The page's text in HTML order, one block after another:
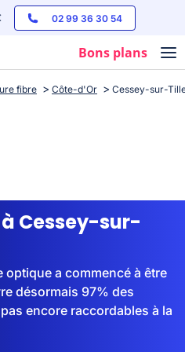
02 99 36 30 54
Bons plans
fibre Côte-d'Or Cessey-sur-
Cessey-sur-
a commencé à être
désormais 97% des
encore raccordables à la